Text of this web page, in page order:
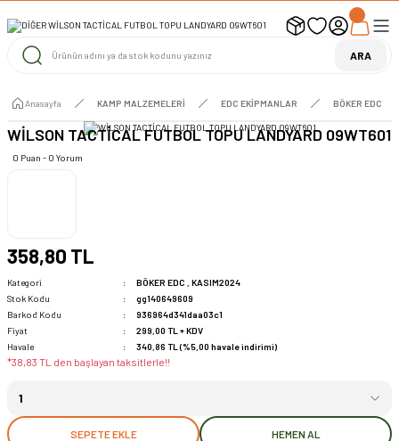
UYARI ! KARGOLAR 13 TEMMUZ 2026 YAPILACAK
1000 TL ve Üzeri Ücretsiz Kargo 1000 TL ve Üzeri Ücretsiz Kargo ARA
Anasayfa KAMP MALZEMELERİ EDC EKİPMANLAR BÖKER EDC
WİLSON TACTİCAL FUTBOL TOPU LANDYARD 09WT601
0 Puan - 0 Yorum
358,80 TL
Kategori BÖKER EDC , KASIM2024
Stok Kodu
gg140649609
Barkod Kodu
936964d341daa03c1
Fiyat
299,00 TL + KDV
Havale
340,86 TL (%5,00 havale indirimi)
*38,83 TL den başlayan taksitlerle!!
SEPETE EKLE HEMEN AL